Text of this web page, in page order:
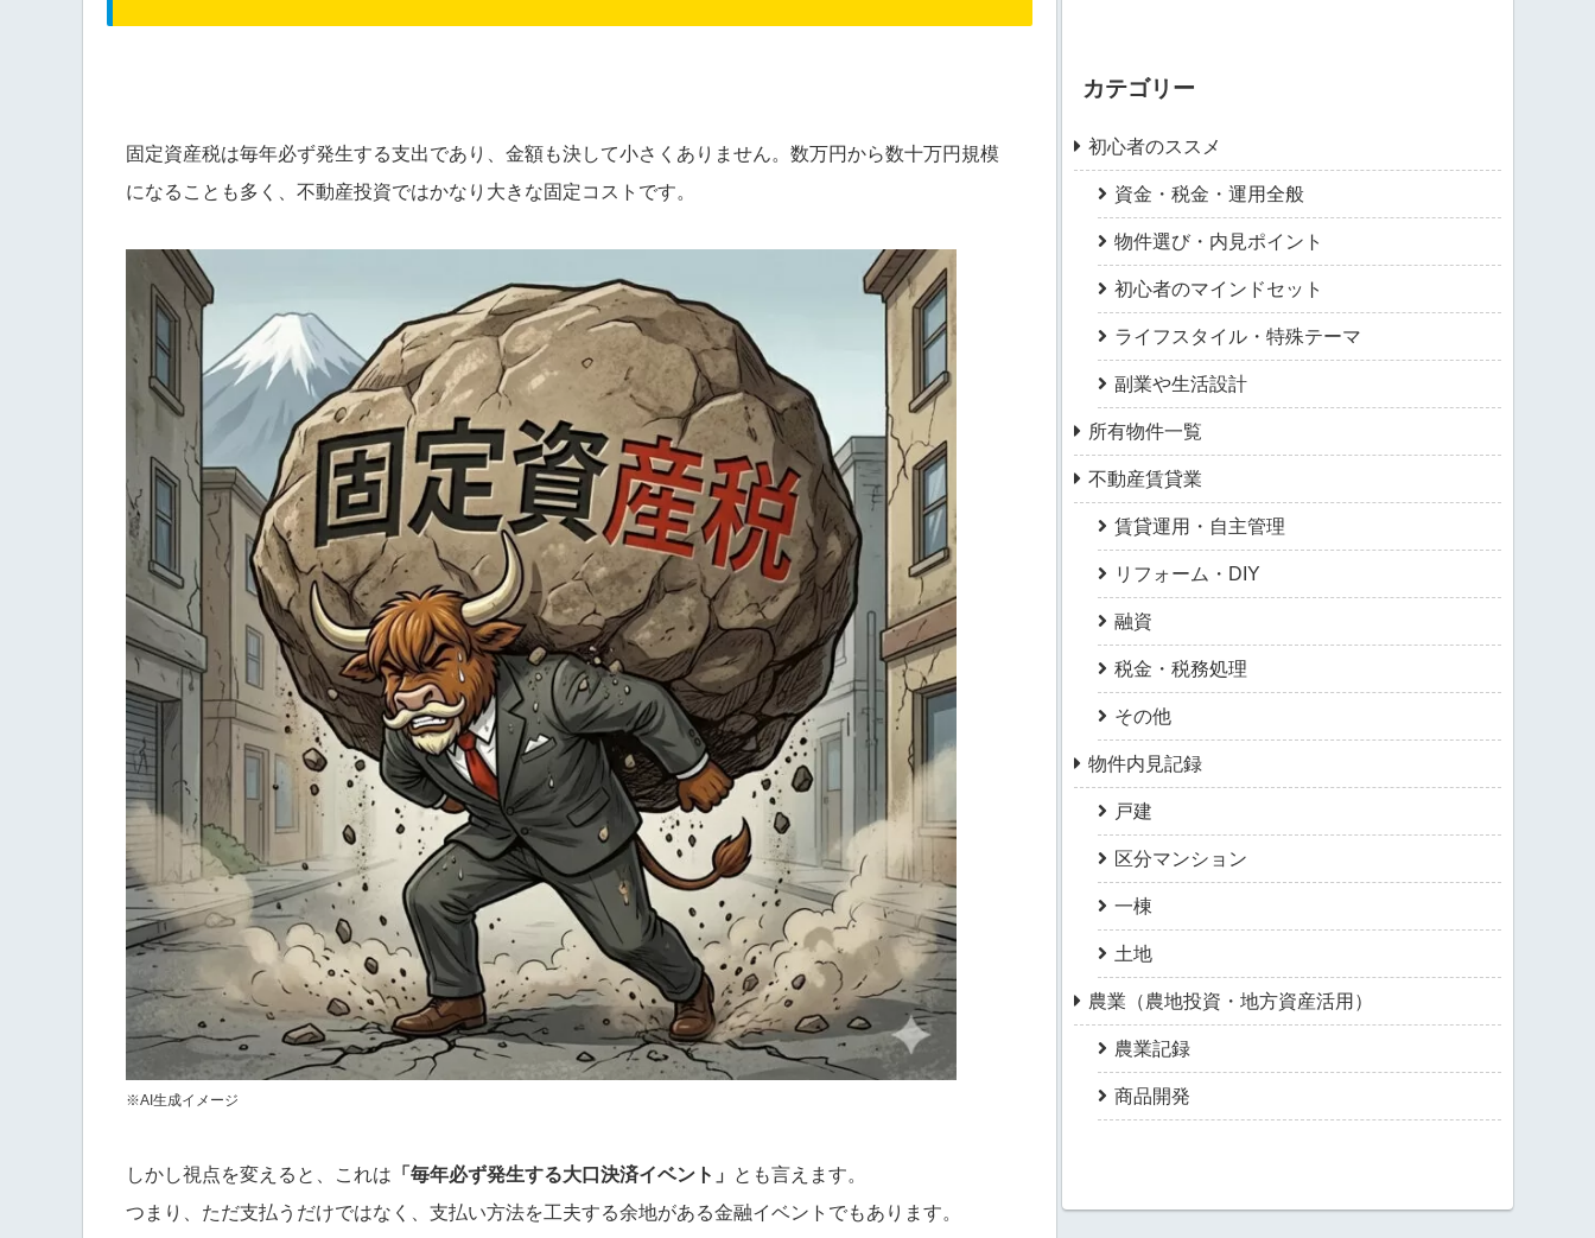
固定資産税は毎年必ず発生する支出であり、金額も決して小さくありません。数万円から数十万円規模
になることも多く、不動産投資ではかなり大きな固定コストです。
※AI生成イメージ
しかし視点を変えると、これは 「毎年必ず発生する大口決済イベント」
とも言えます。
つまり、ただ支払うだけではなく、支払い方法を工夫する余地がある金融イベントでもあります。
カテゴリー
初心者のススメ
資金・税金・運用全般
物件選び・内見ポイント
初心者のマインドセット
ライフスタイル・特殊テーマ
副業や生活設計
所有物件一覧
不動産賃貸業
賃貸運用・自主管理
リフォーム・DIY
融資
税金・税務処理
その他
物件内見記録
戸建
区分マンション
一棟
土地
農業（農地投資・地方資産活用）
農業記録
商品開発